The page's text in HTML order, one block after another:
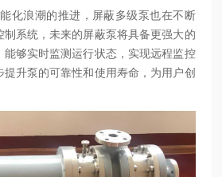
浪潮的推进，屏蔽多级泵也在不断
系统，未来的屏蔽泵将具备更强大的
够实时监测运行状态，实现远程监控
升泵的可靠性和使用寿命，为用户创